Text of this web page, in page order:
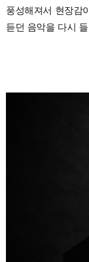
풍성해져서 현장감
듣던 음악을 다시